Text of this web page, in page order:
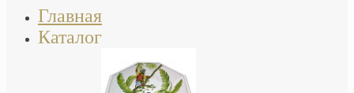
Главная
Каталог